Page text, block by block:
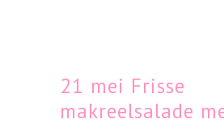
21 mei Frisse
makreelsalade